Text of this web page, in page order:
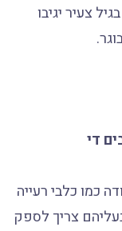
צעיר יגיבו
די
כמו כלבי רעייה
בעליהם צריך לספק